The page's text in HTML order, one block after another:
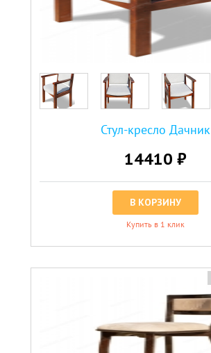
Стул-кресло Дачник
14410 ₽
В КОРЗИНУ
Купить в 1 клик